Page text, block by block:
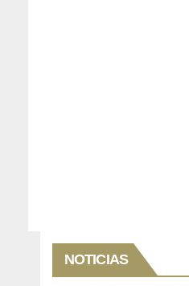
NOTICIAS